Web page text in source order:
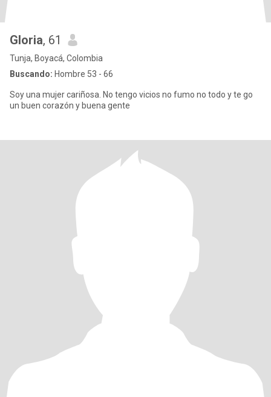
Gloria, 61
Tunja, Boyacá, Colombia
Buscando: Hombre 53 - 66
Soy una mujer cariñosa. No tengo vicios no fumo no todo y te go
un buen corazón y buena gente